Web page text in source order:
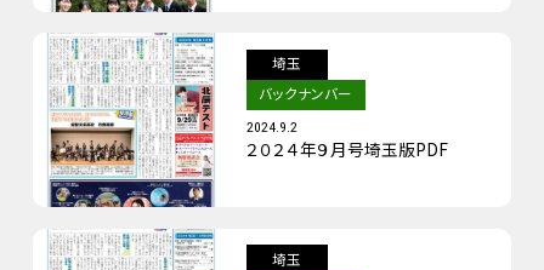
埼玉
バックナンバー
2024.9.2
２０２４年９月号埼玉版PDF
埼玉